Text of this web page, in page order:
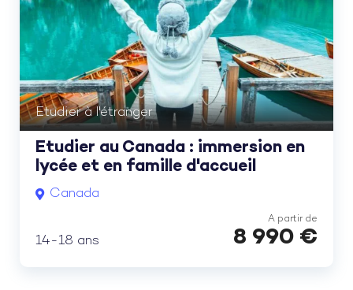
Etudier à l'étranger
Etudier au Canada : immersion en
lycée et en famille d'accueil
Canada
14-18 ans
A partir de
8 990 €